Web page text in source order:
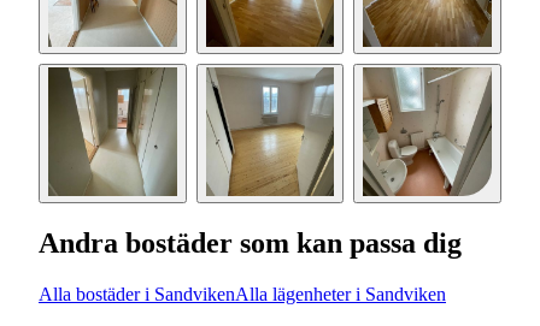
Andra bostäder som kan passa dig
Alla bostäder i SandvikenAlla lägenheter i Sandviken